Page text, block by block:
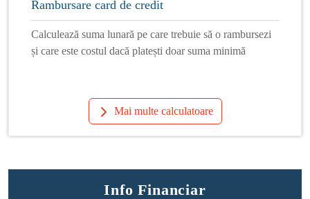
Rambursare card de credit
Calculează suma lunară pe care trebuie să o rambursezi
și care este costul dacă platești doar suma minimă
Mai multe calculatoare
Info Financiar